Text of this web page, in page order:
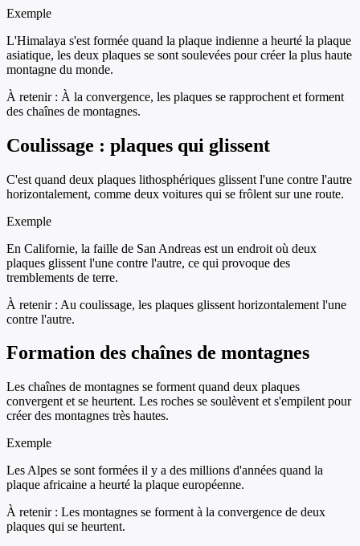
Exemple
L'Himalaya s'est formée quand la plaque indienne a heurté la plaque
asiatique, les deux plaques se sont soulevées pour créer la plus haute
montagne du monde.
À retenir : À la convergence, les plaques se rapprochent et forment
des chaînes de montagnes.
Coulissage : plaques qui glissent
C'est quand deux plaques lithosphériques glissent l'une contre l'autre
horizontalement, comme deux voitures qui se frôlent sur une route.
Exemple
En Californie, la faille de San Andreas est un endroit où deux
plaques glissent l'une contre l'autre, ce qui provoque des
tremblements de terre.
À retenir : Au coulissage, les plaques glissent horizontalement l'une
contre l'autre.
Formation des chaînes de montagnes
Les chaînes de montagnes se forment quand deux plaques
convergent et se heurtent. Les roches se soulèvent et s'empilent pour
créer des montagnes très hautes.
Exemple
Les Alpes se sont formées il y a des millions d'années quand la
plaque africaine a heurté la plaque européenne.
À retenir : Les montagnes se forment à la convergence de deux
plaques qui se heurtent.